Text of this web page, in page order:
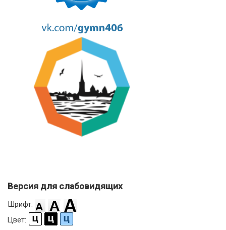
Версия для слабовидящих
Шрифт:
Цвет: